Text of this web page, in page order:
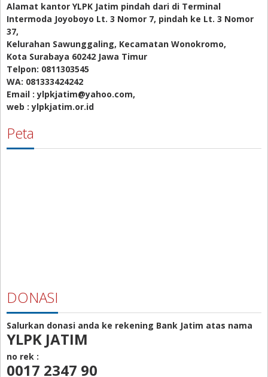
Alamat kantor YLPK Jatim pindah dari di Terminal
Intermoda Joyoboyo Lt. 3 Nomor 7, pindah ke Lt. 3 Nomor
37,
Kelurahan Sawunggaling, Kecamatan Wonokromo,
Kota Surabaya 60242 Jawa Timur
Telpon: 0811303545
WA: 081333424242
Email : ylpkjatim@yahoo.com,
web : ylpkjatim.or.id
Peta
DONASI
Salurkan donasi anda ke rekening Bank Jatim atas nama
YLPK JATIM
no rek :
0017 2347 90